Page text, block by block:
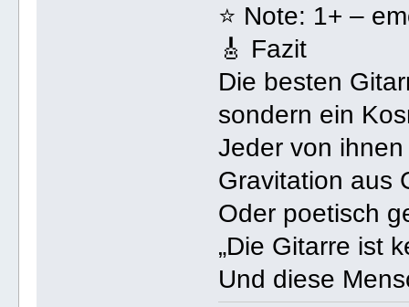
⭐ Note: 1+ –
🎸 Fazit
Die besten
sondern ein
Jeder von
Gravitation aus
Oder poetisch
„Die Gitarre ist
Und diese